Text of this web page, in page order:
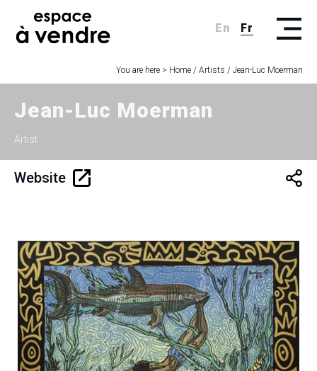
En Fr
You are here > Home / Artists / Jean-Luc Moerman
Jean-Luc Moerman
Artist
Website